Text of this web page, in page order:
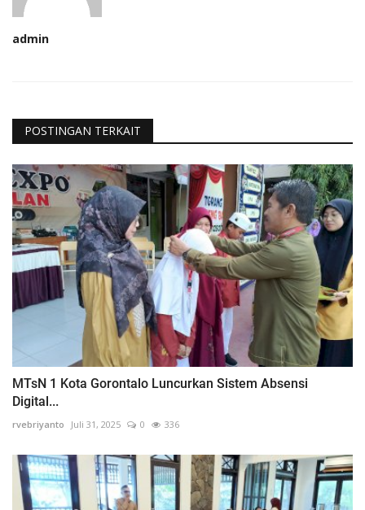
admin
POSTINGAN TERKAIT
MTsN 1 Kota Gorontalo Luncurkan Sistem Absensi
Digital...
rvebriyanto Juli 31, 2025 0 336